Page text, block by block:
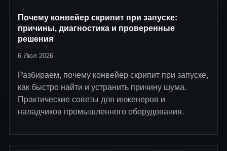
Почему конвейер скрипит при запуске:
причины, диагностика и проверенные
решения
6 Июл 2026
Разбираем, почему конвейер скрипит при запуске,
как быстро найти и устранить причину шума.
Практические советы для инженеров и
наладчиков промышленного оборудования.